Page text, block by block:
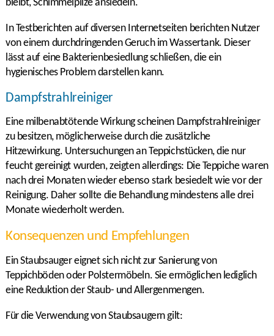
bleibt, Schimmelpilze ansiedeln.
In Testberichten auf diversen Internetseiten berichten Nutzer
von einem durchdringenden Geruch im Wassertank. Dieser
lässt auf eine Bakterienbesiedlung schließen, die ein
hygienisches Problem darstellen kann.
Dampfstrahlreiniger
Eine milbenabtötende Wirkung scheinen Dampfstrahlreiniger
zu besitzen, möglicherweise durch die zusätzliche
Hitzewirkung. Untersuchungen an Teppichstücken, die nur
feucht gereinigt wurden, zeigten allerdings: Die Teppiche waren
nach drei Monaten wieder ebenso stark besiedelt wie vor der
Reinigung. Daher sollte die Behandlung mindestens alle drei
Monate wiederholt werden.
Konsequenzen und Empfehlungen
Ein Staubsauger eignet sich nicht zur Sanierung von
Teppichböden oder Polstermöbeln. Sie ermöglichen lediglich
eine Reduktion der Staub- und Allergenmengen.
Für die Verwendung von Staubsaugern gilt: